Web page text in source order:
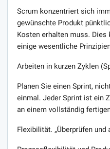
Scrum konzentriert sich
gewünschte Produkt
Kosten erhalten muss. Dies
einige wesentliche
Arbeiten in kurzen Zyklen
Planen Sie einen Sprint,
einmal. Jeder Sprint ist ein
an einem vollständig
Flexibilität. „Überprüfen und